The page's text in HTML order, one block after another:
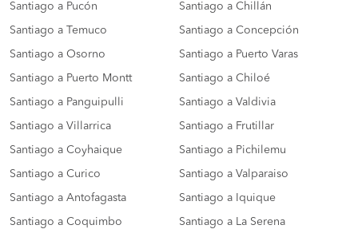
Santiago a Pucón Santiago a Chillán
Santiago a Temuco Santiago a Concepción
Santiago a Osorno Santiago a Puerto Varas
Santiago a Puerto Montt Santiago a Chiloé
Santiago a Panguipulli Santiago a Valdivia
Santiago a Villarrica Santiago a Frutillar
Santiago a Coyhaique Santiago a Pichilemu
Santiago a Curico Santiago a Valparaiso
Santiago a Antofagasta Santiago a Iquique
Santiago a Coquimbo Santiago a La Serena